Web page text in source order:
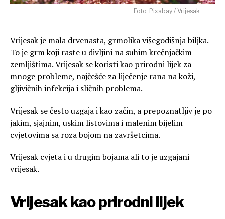
Foto: Pixabay / Vrijesak
Vrijesak je mala drvenasta, grmolika višegodišnja biljka.
To je grm koji raste u divljini na suhim krečnjačkim
zemljištima. Vrijesak se koristi kao prirodni lijek za
mnoge probleme, najčešće za liječenje rana na koži,
gljivičnih infekcija i sličnih problema.
Vrijesak se često uzgaja i kao začin, a prepoznatljiv je po
jakim, sjajnim, uskim listovima i malenim bijelim
cvjetovima sa roza bojom na završetcima.
Vrijesak cvjeta i u drugim bojama ali to je uzgajani
vrijesak.
Vrijesak kao prirodni lijek